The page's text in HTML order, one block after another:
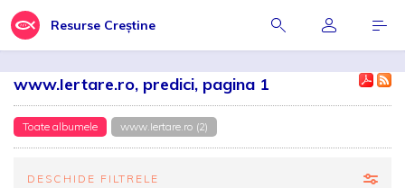
Resurse Creștine
www.Iertare.ro, predici, pagina 1
Toate albumele www.Iertare.ro (2)
DESCHIDE FILTRELE